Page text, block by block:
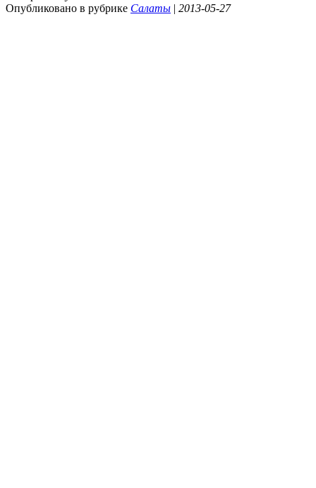
Опубликовано в рубрике Салаты | 2013-05-27